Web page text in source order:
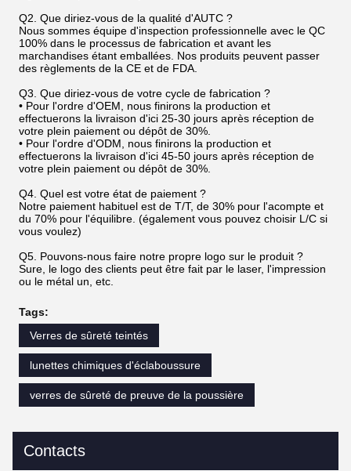
Q2. Que diriez-vous de la qualité d'AUTC ?
Nous sommes équipe d'inspection professionnelle avec le QC
100% dans le processus de fabrication et avant les
marchandises étant emballées. Nos produits peuvent passer
des règlements de la CE et de FDA.
Q3. Que diriez-vous de votre cycle de fabrication ?
• Pour l'ordre d'OEM, nous finirons la production et
effectuerons la livraison d'ici 25-30 jours après réception de
votre plein paiement ou dépôt de 30%.
• Pour l'ordre d'ODM, nous finirons la production et
effectuerons la livraison d'ici 45-50 jours après réception de
votre plein paiement ou dépôt de 30%.
Q4. Quel est votre état de paiement ?
Notre paiement habituel est de T/T, de 30% pour l'acompte et
du 70% pour l'équilibre. (également vous pouvez choisir L/C si
vous voulez)
Q5. Pouvons-nous faire notre propre logo sur le produit ?
Sure, le logo des clients peut être fait par le laser, l'impression
ou le métal un, etc.
Tags:
Verres de sûreté teintés
lunettes chimiques d'éclaboussure
verres de sûreté de preuve de la poussière
Contacts